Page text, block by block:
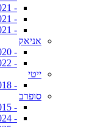
- 2021+
- 2021+ (VRS / דיזל / iV פלאג אין)
- 2021+ (סטיישן)
אניאק
- 2020+
- 2022+ (קופה)
ייטי
- 2009-2018
סופרב
- 2008-2015
- 2015-2024